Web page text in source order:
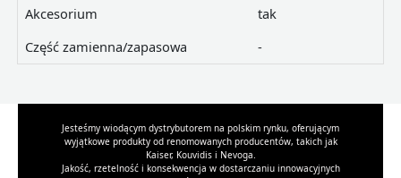
Akcesorium
tak
Część zamienna/zapasowa
-
Jesteśmy wiodącym dystrybutorem na polskim rynku, oferującym
wyjątkowe produkty od renomowanych producentów, takich jak
Kaiser, Kouvidis i Nevoga.
Jakość, rzetelność i konsekwencja w dostarczaniu innowacyjnych